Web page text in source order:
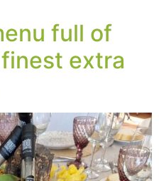
full of
extra